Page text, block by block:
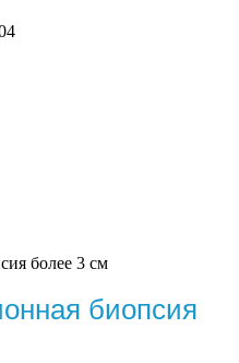
более 3 см
биопсия